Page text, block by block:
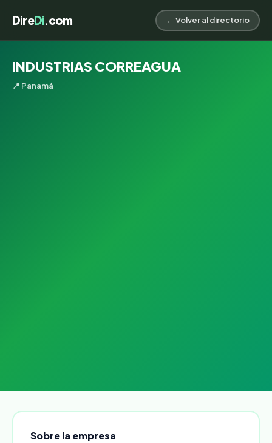
DireDi.com ← Volver al directorio
INDUSTRIAS CORREAGUA
📍 Panamá
Sobre la empresa